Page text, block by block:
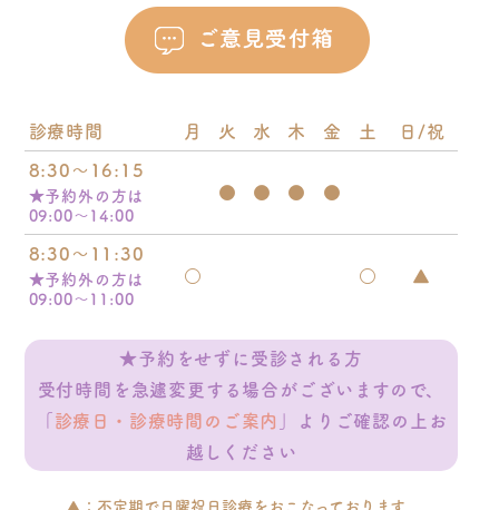
診療時間 月 火 水 木 金 土 日/祝
8:30～16:15
★予約外の方は
09:00～14:00
● ● ● ●
8:30～11:30
★予約外の方は
09:00～11:00
○ ○ ▲
★予約をせずに受診される方
受付時間を急遽変更する場合がございますので、
診療日・診療時間のご案内
」よりご確認の上お
越しください
▲：不定期で日曜祝日診療をおこなっております。